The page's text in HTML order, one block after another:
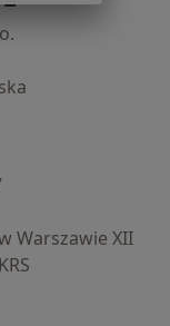
Warszawie XII